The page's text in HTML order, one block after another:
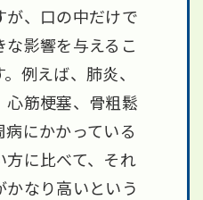
、口の中だけで
影響を与えるこ
例えば、肺炎、
筋梗塞、骨粗鬆
にかかっている
に比べて、それ
かなり高いという